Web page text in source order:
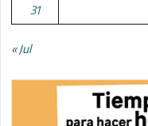
31
« Jul